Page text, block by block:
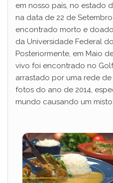
em nosso país, no estado
na data de 22 de
encontrado morto e
da Universidade Federal
Posteriormente, em Maio
vivo foi encontrado no
arrastado por uma rede
fotos do ano de 2014,
mundo causando um